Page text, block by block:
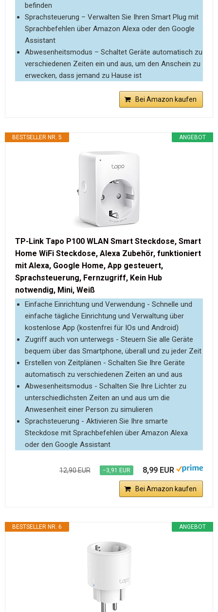
befinden
Sprachsteuerung – Verwalten Sie Ihren Smart Plug mit
Sprachbefehlen über Amazon Alexa oder den Google
Assistant
Abwesenheitsmodus – Schaltet Geräte automatisch zu
verschiedenen Zeiten ein und aus, um den Anschein zu
erwecken, dass jemand zu Hause ist
Bei Amazon kaufen
ANGEBOT
BESTSELLER NR. 5
TP-Link Tapo P100 WLAN Smart Steckdose, Smart
Home WiFi Steckdose, Alexa Zubehör, funktioniert
mit Alexa, Google Home, App gesteuert,
Sprachsteuerung, Fernzugriff, Kein Hub
notwendig, Mini, Weiß
Einfache Einrichtung und Verwendung - Schnelle und
einfache tägliche Einrichtung und Verwaltung über
kostenlose App (kostenfrei für IOs und Android)
Zugriff auch von unterwegs - Steuern Sie alle Geräte
bequem über das Smartphone, überall und zu jeder Zeit
Erstellen von Zeitplänen - Schalten Sie Ihre Geräte
automatisch zu verschiedenen Zeiten an und aus
Abwesenheitsmodus - Schalten Sie Ihre Lichter zu
unterschiedlichsten Zeiten an und aus um die
Anwesenheit einer Person zu simulieren
Sprachsteuerung - Aktivieren Sie Ihre smarte
Steckdose mit Sprachbefehlen über Amazon Alexa
oder den Google Assistant
12,90 EUR −3,91 EUR 8,99 EUR
Bei Amazon kaufen
ANGEBOT
BESTSELLER NR. 6